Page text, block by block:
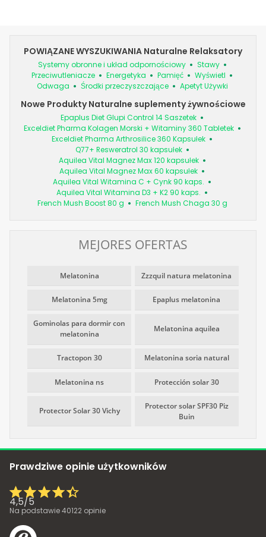
POWIĄZANE WYSZUKIWANIA Naturalne Relaksatory
Systemy obronne i układ odpornościowy
Stawy
Przeciwutleniacze
Energetyka Pamięć
Wyświetl
Odwaga
Środki przeczyszczające Apetyt Używki
Nowe Produkty Naturalne suplementy żywnościowe
Epaplus Diet Glupi Control 14 Saszetek
Exceldiet Pharma Kolagen Morski + Witaminy 360 Tabletek
Exceldiet Pharma Arthrosilice 360 Kapsułek
Q77+ Resweratrol 30 kapsułek
Aquilea Vital Magnez Max 120 kapsułek
Aquilea Vital Magnez Max 60 kapsułek
Aquilea Vital Witamina C + Cynk 90 kaps.
Aquilea Vital Witamina D3 + K2 90 kaps.
French Mush Boost 80 g
French Mush Chaga 30 g
MEJORES OFERTAS
Melatonina Zzzquil natura melatonina
Melatonina 5mg Epaplus melatonina
Gominolas para dormir con
melatonina
Melatonina aquilea
Tractopon 30 Melatonina soria natural
Melatonina ns Protección solar 30
Protector Solar 30 Vichy
Protector solar SPF30 Piz
Buin
Prawdziwe opinie użytkowników
4,5/5
Na podstawie40122 opinie